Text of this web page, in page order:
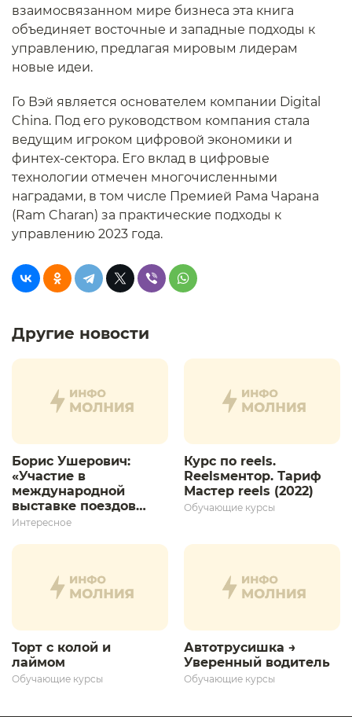
взаимосвязанном мире бизнеса эта книга
объединяет восточные и западные подходы к
управлению, предлагая мировым лидерам
новые идеи.
Го Вэй является основателем компании Digital
China. Под его руководством компания стала
ведущим игроком цифровой экономики и
финтех-сектора. Его вклад в цифровые
технологии отмечен многочисленными
наградами, в том числе Премией Рама Чарана
(Ram Charan) за практические подходы к
управлению 2023 года.
Другие новости
Борис Ушерович:
«Участие в
международной
выставке поездов
дает толчок для
развития»
Интересное
Курс по reels.
Reelsментор. Тариф
Мастер reels (2022)
Обучающие курсы
Торт с колой и
лаймом
Обучающие курсы
Автотрусишка →
Уверенный водитель​
Обучающие курсы